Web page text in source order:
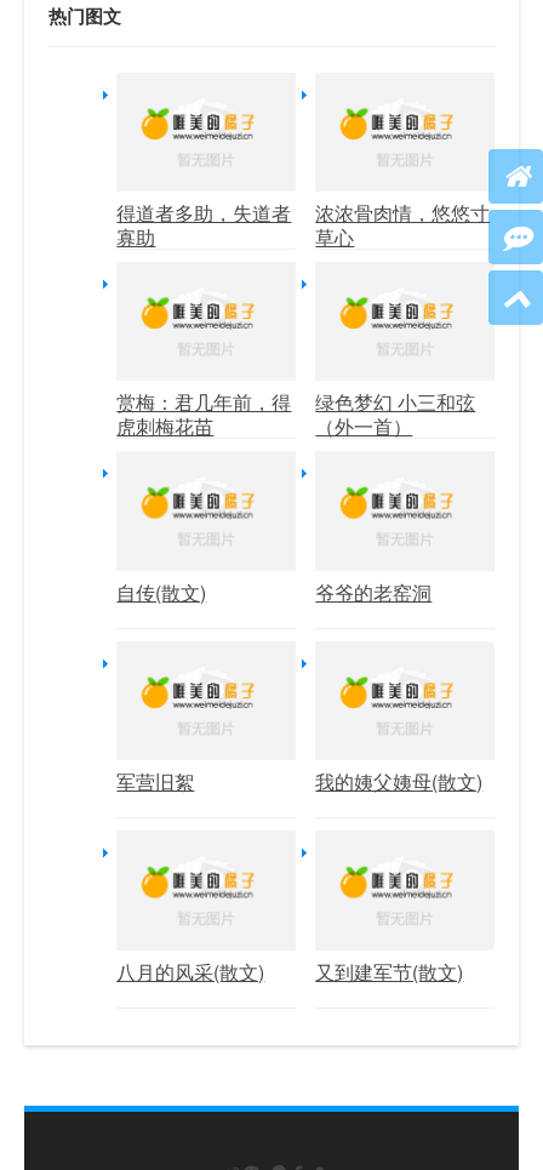
热门图文
得道者多助，失道者
寡助
浓浓骨肉情，悠悠寸
草心
赏梅：君几年前，得
虎刺梅花苗
绿色梦幻 小三和弦
（外一首）
自传(散文) 爷爷的老窑洞
军营旧絮 我的姨父姨母(散文)
八月的风采(散文) 又到建军节(散文)